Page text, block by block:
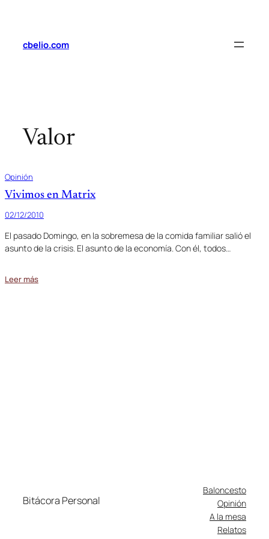
contenido
cbelio.com
Valor
Opinión
Vivimos en Matrix
02/12/2010
El pasado Domingo, en la sobremesa de la comida familiar salió el
asunto de la crisis. El asunto de la economía. Con él, todos…
Leer más
Bitácora Personal
Baloncesto
Opinión
A la mesa
Relatos